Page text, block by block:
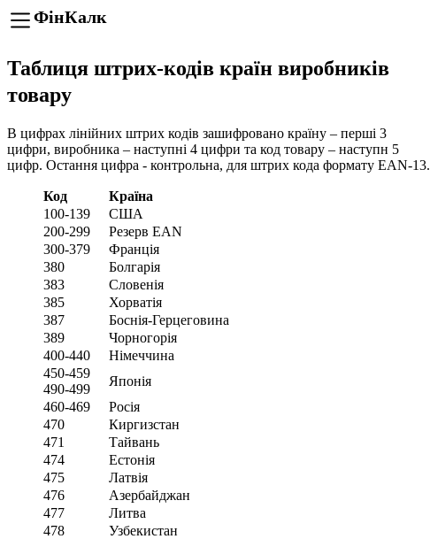
ФінКалк
Таблиця штрих-кодів країн виробників
товару
В цифрах лінійних штрих кодів зашифровано країну – перші 3
цифри, виробника – наступні 4 цифри та код товару – наступн 5
цифр. Остання цифра - контрольна, для штрих кода формату EAN-13.
Код
Країна
100-139
США
200-299
Резерв EAN
300-379
Франція
380
Болгарія
383
Словенія
385
Хорватія
387
Боснія-Герцеговина
389
Чорногорія
400-440
Німеччина
450-459
490-499
Японія
460-469
Росія
470
Киргизстан
471
Тайвань
474
Естонія
475
Латвія
476
Азербайджан
477
Литва
478
Узбекистан